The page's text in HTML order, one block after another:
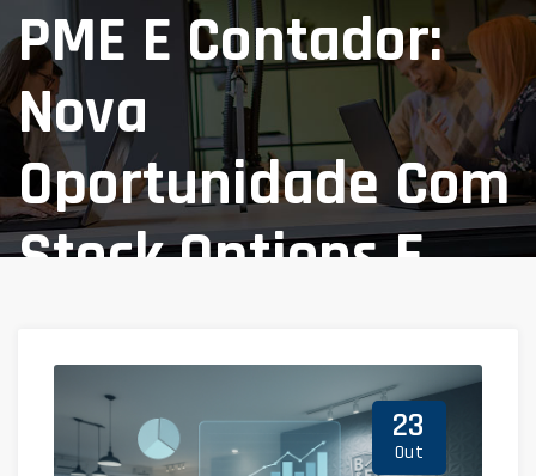
PME E Contador:
Nova
Oportunidade Com
Stock Options E
Jurídica
Home Blog
23
Out